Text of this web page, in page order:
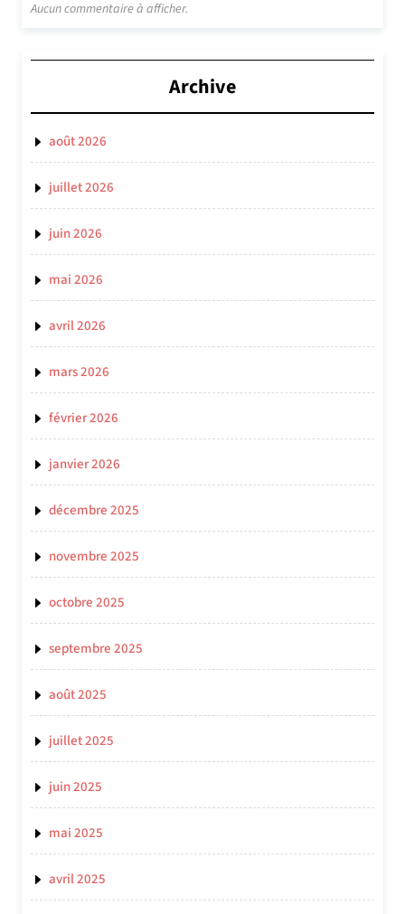
Aucun commentaire à afficher.
Archive
août 2026
juillet 2026
juin 2026
mai 2026
avril 2026
mars 2026
février 2026
janvier 2026
décembre 2025
novembre 2025
octobre 2025
septembre 2025
août 2025
juillet 2025
juin 2025
mai 2025
avril 2025